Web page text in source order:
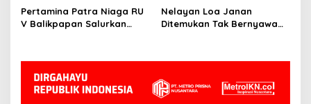
Kompeten untuk Indonesia
Balikpapan
Pertamina Patra Niaga RU
V Balikpapan Salurkan
Nelayan Loa Janan
Ditemukan Tak Bernyawa
Mahakam